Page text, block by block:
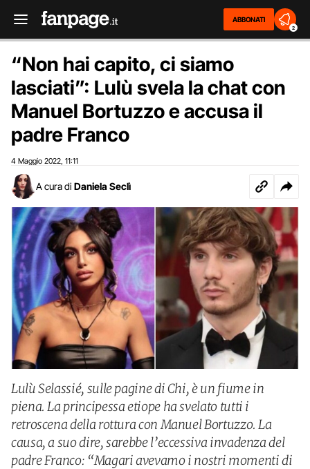
ABBONATI
2
“Non hai capito, ci siamo
lasciati”: Lulù svela la chat con
Manuel Bortuzzo e accusa il
padre Franco
4 Maggio 2022 11:11
A cura di Daniela Seclì
Lulù Selassié, sulle pagine di Chi, è un fiume in
piena. La principessa etiope ha svelato tutti i
retroscena della rottura con Manuel Bortuzzo. La
causa, a suo dire, sarebbe l’eccessiva invadenza del
padre Franco: “Magari avevamo i nostri momenti di